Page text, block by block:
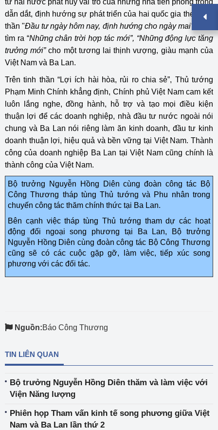
tư hai nước phát huy vai trò của những nhà tiên phong trong
dẫn dắt, định hướng sự phát triển của hai quốc gia theo tinh
thần "Đầu tư ngày hôm nay, định hướng cho ngày mai"
tìm ra “Những chân trời hợp tác mới”, “Những động lực tăng
trưởng mới”cho một tương lai thịnh vượng, giàu mạnh của
Việt Nam và Ba Lan.
Trên tinh thần “Lợi ích hài hòa, rủi ro chia sẻ”, Thủ tướng
Phạm Minh Chính khẳng định, Chính phủ Việt Nam cam kết
luôn lắng nghe, đồng hành, hỗ trợ và tạo mọi điều kiện
thuận lợi để các doanh nghiệp, nhà đầu tư nước ngoài nói
chung và Ba Lan nói riêng làm ăn kinh doanh, đầu tư kinh
doanh thuận lợi, hiệu quả và bền vững tại Việt Nam. Thành
công của doanh nghiệp Ba Lan tại Việt Nam cũng chính là
thành công của Việt Nam.
Bộ trưởng Nguyễn Hồng Diên cùng đoàn công tác Bộ
Công Thương tháp tùng Thủ tướng và Phu nhân trong
chuyến công tác thăm chính thức tại Ba Lan.
Bên cạnh việc tháp tùng Thủ tướng tham dự các hoạt
động đối ngoại song phương tại Ba Lan, Bộ trưởng
Nguyễn Hồng Diên cùng đoàn công tác Bộ Công Thương
cũng sẽ có các cuộc gặp gỡ, làm việc, tiếp xúc song
phương với các đối tác.
Nguồn:Báo Công Thương
TIN LIÊN QUAN
Bộ trưởng Nguyễn Hồng Diên thăm và làm việc với
Viện Năng lượng
Phiên họp Tham vấn kinh tế song phương giữa Việt
Nam và Ba Lan lần thứ 2